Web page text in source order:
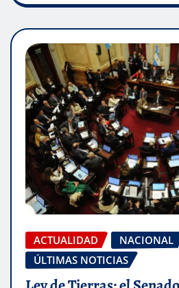
ACTUALIDAD NACIONAL
ÚLTIMAS NOTICIAS